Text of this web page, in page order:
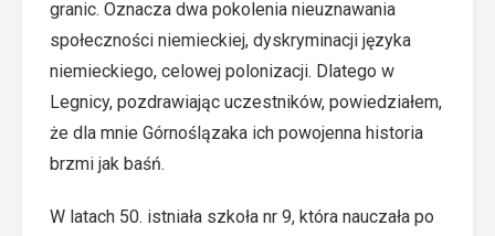
granic. Oznacza dwa pokolenia nieuznawania
społeczności niemieckiej, dyskryminacji języka
niemieckiego, celowej polonizacji. Dlatego w
Legnicy, pozdrawiając uczestników, powiedziałem,
że dla mnie Górnoślązaka ich powojenna historia
brzmi jak baśń.
W latach 50. istniała szkoła nr 9, która nauczała po